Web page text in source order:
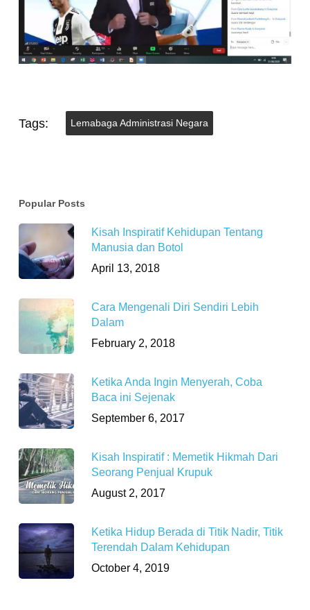
Tags: Lemabaga Administrasi Negara
Popular Posts
Kisah Inspiratif Kehidupan Tentang
Manusia dan Botol
April 13, 2018
Cara Mengenali Diri Sendiri Lebih
Dalam
February 2, 2018
Ketika Anda Ingin Menyerah, Coba
Baca ini Sejenak
September 6, 2017
Kisah Inspiratif : Memetik Hikmah Dari
Seorang Penjual Krupuk
August 2, 2017
Ketika Hidup Berada di Titik Nadir, Titik
Terendah Dalam Kehidupan
October 4, 2019